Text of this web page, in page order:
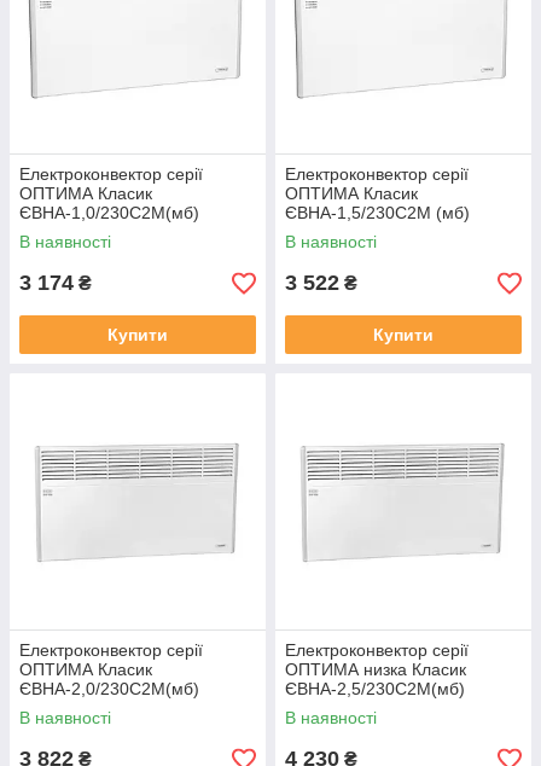
Електроконвектор серії
ОПТИМА Класик
ЄВНА-1,0/230С2М(мб)
В наявності
3 174 ₴
Купити
Електроконвектор серії
ОПТИМА Класик
ЄВНА-1,5/230С2М (мб)
В наявності
3 522 ₴
Купити
Електроконвектор серії
ОПТИМА Класик
ЄВНА-2,0/230С2М(мб)
В наявності
3 822 ₴
Електроконвектор серії
ОПТИМА низка Класик
ЄВНА-2,5/230С2М(мб)
В наявності
4 230 ₴